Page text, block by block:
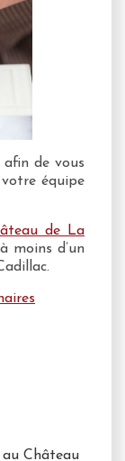
de vous
équipe
de La
moins d’un
Château